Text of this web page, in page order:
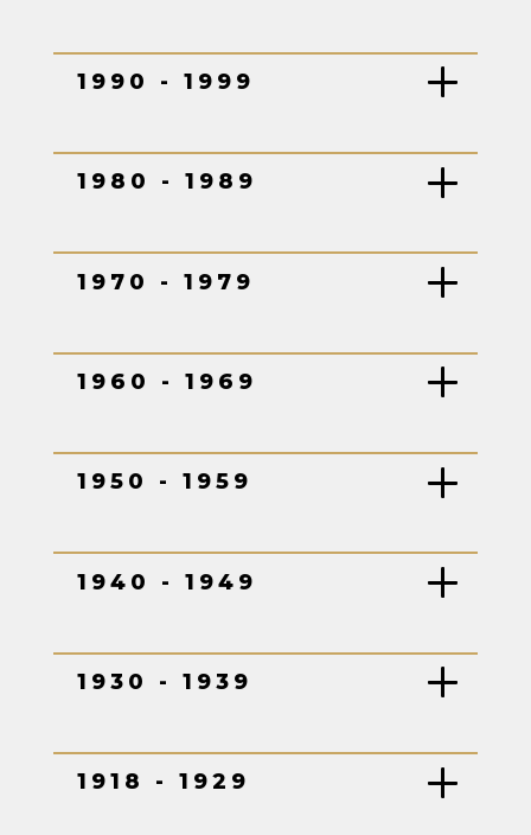
1990 - 1999
1980 - 1989
1970 - 1979
1960 - 1969
1950 - 1959
1940 - 1949
1930 - 1939
1918 - 1929